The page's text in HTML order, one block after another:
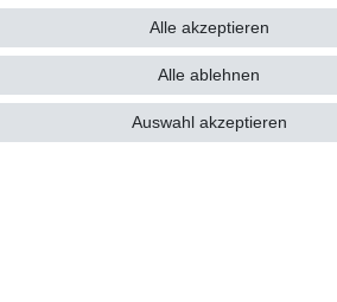
(0)15223993771 (Mo. bis Fr. 10 - 16 Uhr)
Alle akzeptieren
Alle ablehnen
Auswahl akzeptieren